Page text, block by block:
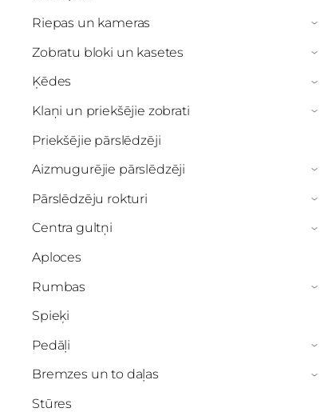
Riepas un kameras ›
Zobratu bloki un kasetes ›
Ķēdes ›
Klaņi un priekšējie zobrati ›
Priekšējie pārslēdzēji
Aizmugurējie pārslēdzēji
›
Pārslēdzēju rokturi ›
Centra gultņi ›
Aploces
Rumbas
›
Spieķi
Pedāļi
›
Bremzes un to daļas ›
Stūres